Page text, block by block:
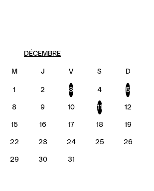
DÉCEMBRE
1 2 3 4 5
8 9 10 11 12
15 16 17 18 19
22 23 24 25 26
29 30 31